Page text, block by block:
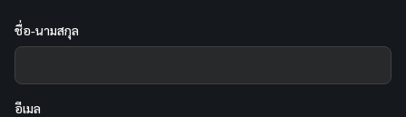
ชื่อ-นามสกุล
อีเมล